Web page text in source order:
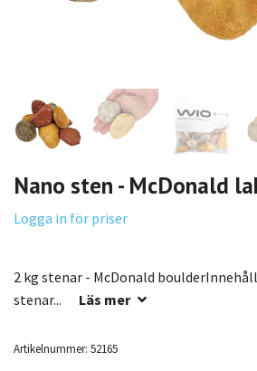
Nano sten - McDonald
Logga in för priser
2 kg stenar - McDonald
stenar...
Läs mer
Artikelnummer: 52165